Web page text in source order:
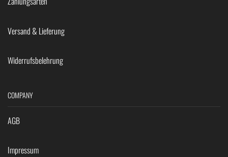
Versand & Lieferung
Widerrufsbelehrung
COMPANY
AGB
Impressum